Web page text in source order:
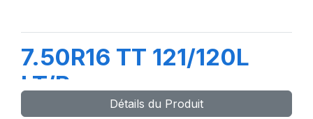
7.50R16 TT 121/120L
LT/R
Détails du Produit